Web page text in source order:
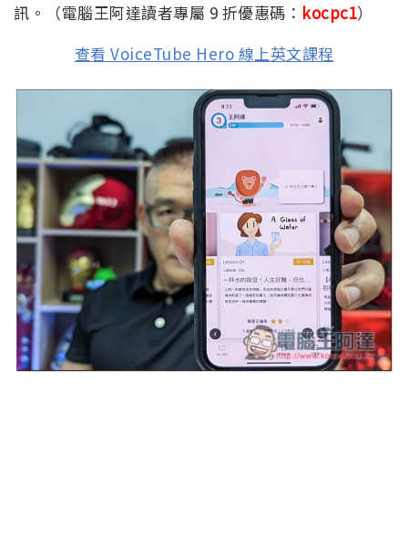
訊。（電腦王阿達讀者專屬 9 折優惠碼： kocpc1）
查看 VoiceTube Hero 線上英文課程